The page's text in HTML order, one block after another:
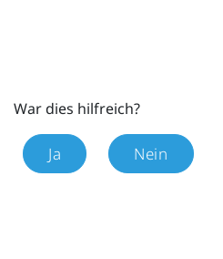
War dies hilfreich?
Ja Nein